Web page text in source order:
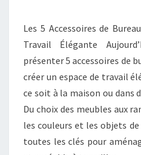
Les 5 Accessoires de
Travail Élégante
présenter 5 accessoires de
créer un espace de travail
ce soit à la maison ou dans
Du choix des meubles aux
les couleurs et les objets
toutes les clés pour